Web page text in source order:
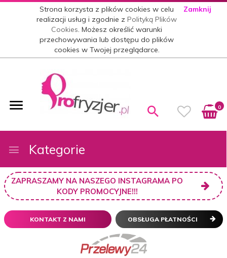
Strona korzysta z plików cookies w celu
realizacji usług i zgodnie zPolityką Plików
Cookies. Możesz określić warunki
przechowywania lub dostępu do plików
cookies w Twojej przeglądarce.
Zamknij
0
Kategorie
ZAPRASZAMY NA NASZEGO INSTAGRAMA PO
KODY PROMOCYJNE!!!
KONTAKT Z NAMI OBSŁUGA PŁATNOŚCI